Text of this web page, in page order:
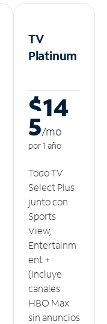
TV
Platinum
$14
5/mo
por 1 año
Todo TV
Select Plus
junto con
Sports
View,
Entertainm
ent +
(incluye
canales
HBO Max
sin anuncios